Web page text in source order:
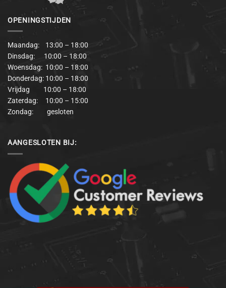
OPENINGSTIJDEN
Maandag: 13:00 – 18:00
Dinsdag: 10:00 – 18:00
Woensdag: 10:00 – 18:00
Donderdag: 10:00 – 18:00
Vrijdag 10:00 – 18:00
Zaterdag: 10:00 – 15:00
Zondag: gesloten
AANGESLOTEN BIJ: